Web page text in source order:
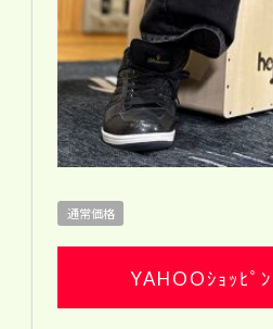
通常価格
YAHOOｼｮｯﾋﾟ